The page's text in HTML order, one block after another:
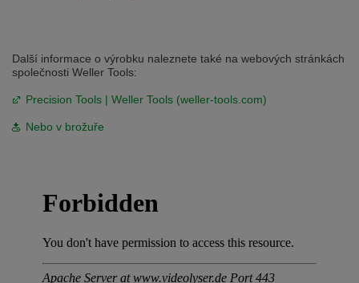
Další informace o výrobku naleznete také na webových stránkách
společnosti Weller Tools:
Precision Tools | Weller Tools (weller-tools.com)
Nebo v brožuře